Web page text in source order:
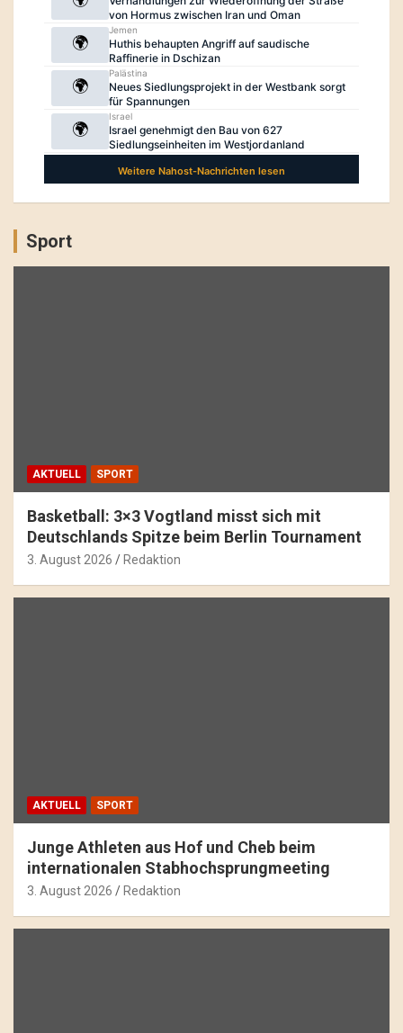
Sport
AKTUELL SPORT
Basketball: 3×3 Vogtland misst sich mit
Deutschlands Spitze beim Berlin Tournament
3. August 2026 Redaktion
AKTUELL SPORT
Junge Athleten aus Hof und Cheb beim
internationalen Stabhochsprungmeeting
3. August 2026 Redaktion